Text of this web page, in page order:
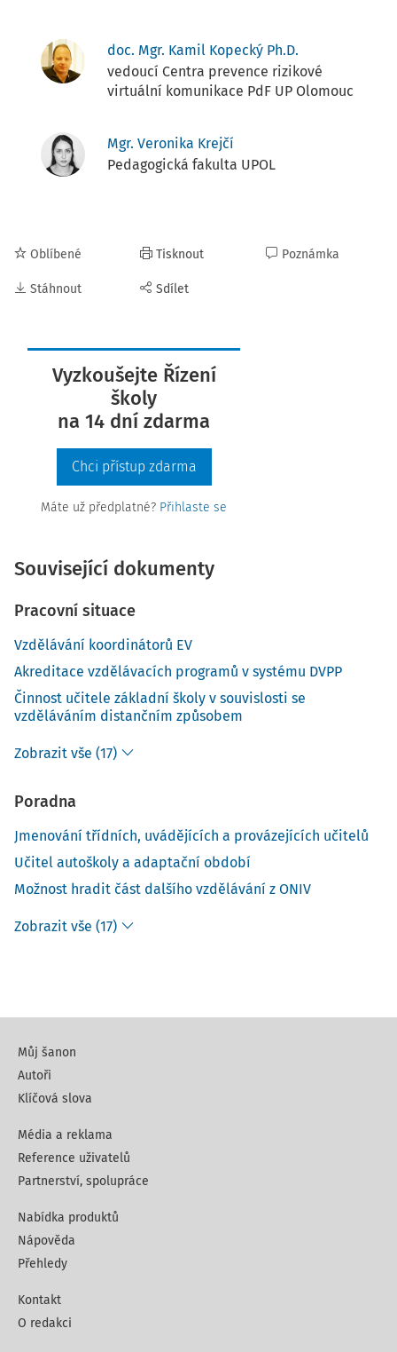
doc. Mgr. Kamil Kopecký Ph.D.
vedoucí Centra prevence rizikové
virtuální komunikace PdF UP Olomouc
Mgr. Veronika Krejčí
Pedagogická fakulta UPOL
Oblíbené
Stáhnout
Tisknout
Sdílet
Poznámka
Vyzkoušejte Řízení
školy
na 14 dní zdarma
Chci přístup zdarma
Máte už předplatné? Přihlaste se
Související dokumenty
Pracovní situace
Vzdělávání koordinátorů EV
Akreditace vzdělávacích programů v systému DVPP
Činnost učitele základní školy v souvislosti se
vzděláváním distančním způsobem
Zobrazit vše (17)
Poradna
Jmenování třídních, uvádějících a provázejících učitelů
Učitel autoškoly a adaptační období
Možnost hradit část dalšího vzdělávání z ONIV
Zobrazit vše (17)
Můj šanon
Autoři
Klíčová slova
Média a reklama
Reference uživatelů
Partnerství, spolupráce
Nabídka produktů
Nápověda
Přehledy
Kontakt
O redakci